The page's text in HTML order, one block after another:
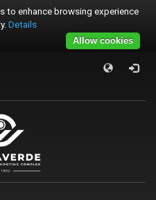
gare
to enhance browsing experience
Details
Allow cookies